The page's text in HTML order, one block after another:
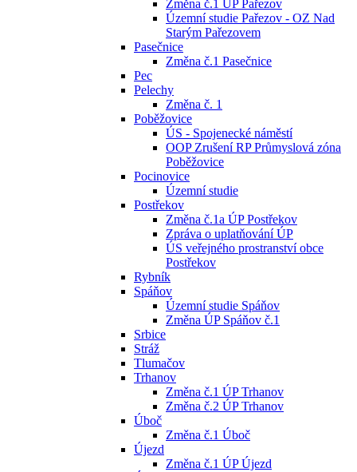
Změna č.1 ÚP Pařezov
Územní studie Pařezov - OZ Nad
Starým Pařezovem
Pasečnice
Změna č.1 Pasečnice
Pec
Pelechy
Změna č. 1
Poběžovice
ÚS - Spojenecké náměstí
OOP Zrušení RP Průmyslová zóna
Poběžovice
Pocinovice
Územní studie
Postřekov
Změna č.1a ÚP Postřekov
Zpráva o uplatňování ÚP
ÚS veřejného prostranství obce
Postřekov
Rybník
Spáňov
Územní studie Spáňov
Změna ÚP Spáňov č.1
Srbice
Stráž
Tlumačov
Trhanov
Změna č.1 ÚP Trhanov
Změna č.2 ÚP Trhanov
Úboč
Změna č.1 Úboč
Újezd
Změna č.1 ÚP Újezd